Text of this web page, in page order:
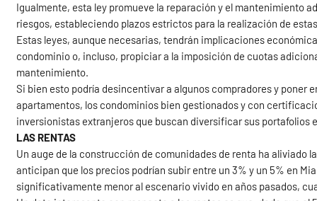
Igualmente, esta ley promueve la reparación y el mantenimiento
riesgos, estableciendo plazos estrictos para la realización de
Estas leyes, aunque necesarias, tendrán implicaciones
condominio o, incluso, propiciar a la imposición de cuotas
mantenimiento.
Si bien esto podría desincentivar a algunos compradores y
apartamentos, los condominios bien gestionados y con
inversionistas extranjeros que buscan diversificar sus portafolios
LAS RENTAS
Un auge de la construcción de comunidades de renta ha aliviado
anticipan que los precios podrían subir entre un 3% y un 5% en
significativamente menor al escenario vivido en años pasados,